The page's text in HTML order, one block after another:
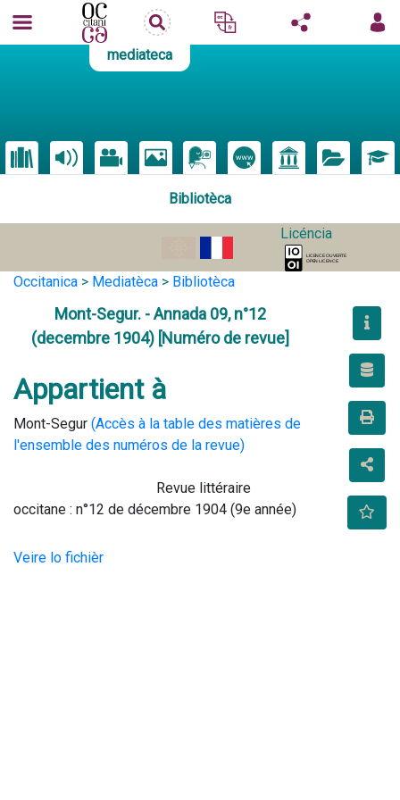
mediateca
Bibliotèca
Licéncia
Occitanica > Mediatèca > Bibliotèca
Mont-Segur. - Annada 09, n°12
(decembre 1904) [Numéro de revue]
Appartient à
Mont-Segur (Accès à la table des matières de
l'ensemble des numéros de la revue)
occitane : n°12 de décembre 1904
Veire lo fichièr